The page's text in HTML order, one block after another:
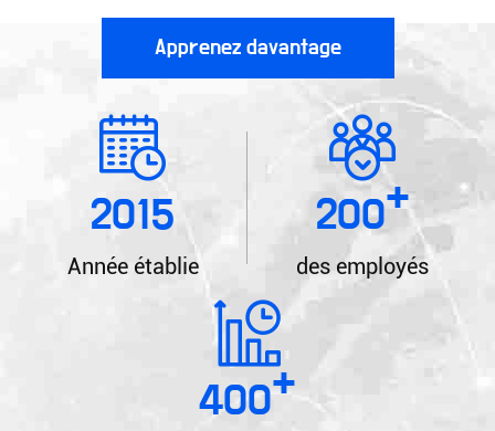
Apprenez davantage
2015
Année établie
200+
des employés
400+